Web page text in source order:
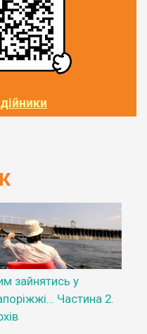
зайнятись у
Частина 2.